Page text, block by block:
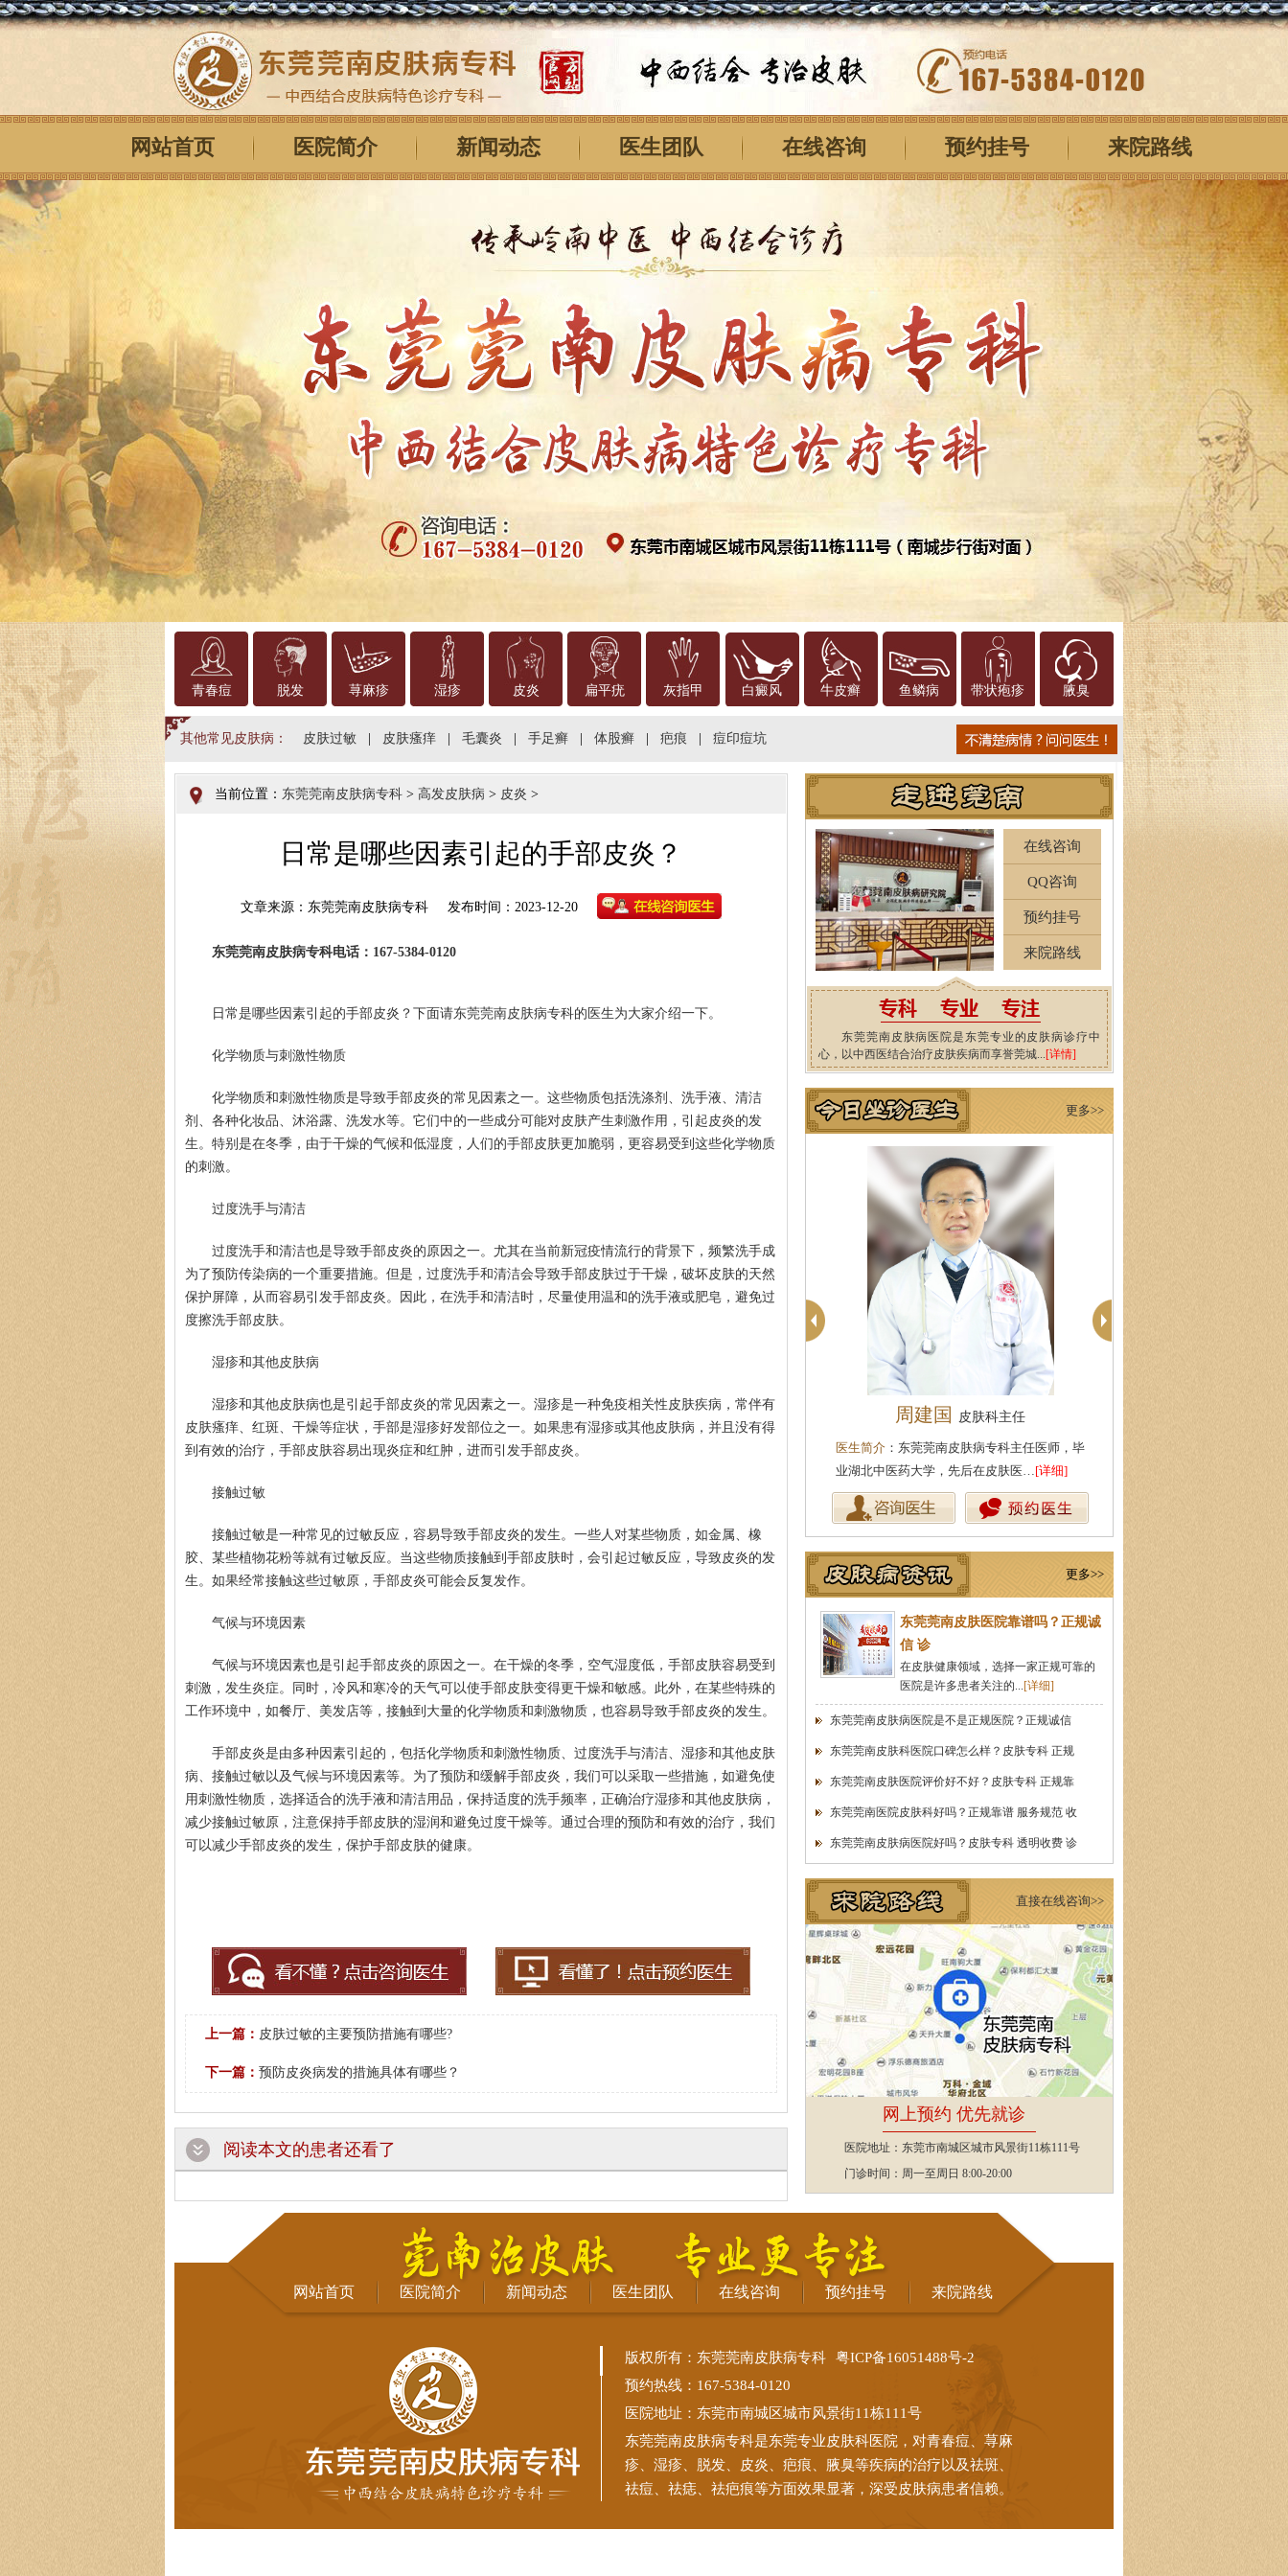
网站首页 医院简介 新闻动态 医生团队 在线咨询 预约挂号 来院路线
青春痘 脱发 荨麻疹 湿疹 皮炎 扁平疣 灰指甲 白癜风 牛皮癣 鱼鳞病 带状疱疹 腋臭
其他常见皮肤病： 皮肤过敏 皮肤瘙痒 毛囊炎 手足癣 体股癣 疤痕 痘印痘坑
当前位置： 东莞莞南皮肤病专科 > 高发皮肤病 > 皮炎 >
日常是哪些因素引起的手部皮炎？
文章来源：东莞莞南皮肤病专科 发布时间：2023-12-20
东莞莞南皮肤病专科电话：167-5384-0120
日常是哪些因素引起的手部皮炎？下面请东莞莞南皮肤病专科的医生为大家介绍一下。
化学物质与刺激性物质
化学物质和刺激性物质是导致手部皮炎的常见因素之一。这些物质包括洗涤剂、洗手液、清洁
剂、各种化妆品、沐浴露、洗发水等。它们中的一些成分可能对皮肤产生刺激作用，引起皮炎的发
生。特别是在冬季，由于干燥的气候和低湿度，人们的手部皮肤更加脆弱，更容易受到这些化学物质
的刺激。
过度洗手与清洁
过度洗手和清洁也是导致手部皮炎的原因之一。尤其在当前新冠疫情流行的背景下，频繁洗手成
为了预防传染病的一个重要措施。但是，过度洗手和清洁会导致手部皮肤过于干燥，破坏皮肤的天然
保护屏障，从而容易引发手部皮炎。因此，在洗手和清洁时，尽量使用温和的洗手液或肥皂，避免过
度擦洗手部皮肤。
湿疹和其他皮肤病
湿疹和其他皮肤病也是引起手部皮炎的常见因素之一。湿疹是一种免疫相关性皮肤疾病，常伴有
皮肤瘙痒、红斑、干燥等症状，手部是湿疹好发部位之一。如果患有湿疹或其他皮肤病，并且没有得
到有效的治疗，手部皮肤容易出现炎症和红肿，进而引发手部皮炎。
接触过敏
接触过敏是一种常见的过敏反应，容易导致手部皮炎的发生。一些人对某些物质，如金属、橡
胶、某些植物花粉等就有过敏反应。当这些物质接触到手部皮肤时，会引起过敏反应，导致皮炎的发
生。如果经常接触这些过敏原，手部皮炎可能会反复发作。
气候与环境因素
气候与环境因素也是引起手部皮炎的原因之一。在干燥的冬季，空气湿度低，手部皮肤容易受到
刺激，发生炎症。同时，冷风和寒冷的天气可以使手部皮肤变得更干燥和敏感。此外，在某些特殊的
工作环境中，如餐厅、美发店等，接触到大量的化学物质和刺激物质，也容易导致手部皮炎的发生。
手部皮炎是由多种因素引起的，包括化学物质和刺激性物质、过度洗手与清洁、湿疹和其他皮肤
病、接触过敏以及气候与环境因素等。为了预防和缓解手部皮炎，我们可以采取一些措施，如避免使
用刺激性物质，选择适合的洗手液和清洁用品，保持适度的洗手频率，正确治疗湿疹和其他皮肤病，
减少接触过敏原，注意保持手部皮肤的湿润和避免过度干燥等。通过合理的预防和有效的治疗，我们
可以减少手部皮炎的发生，保护手部皮肤的健康。
上一篇： 皮肤过敏的主要预防措施有哪些?
下一篇： 预防皮炎病发的措施具体有哪些？
阅读本文的患者还看了
在线咨询
QQ咨询
预约挂号
来院路线
东莞莞南皮肤病医院是东莞专业的皮肤病诊疗中
心，以中西医结合治疗皮肤疾病而享誉莞城...[详情]
更多>>
殷芳 皮肤科主任
医生简介 ：从事皮肤病临床工作近十年，始终
坚持中医理论与实践相结合治疗皮…[详细]
更多>>
东莞莞南皮肤医院靠谱吗？正规诚
信 诊
在皮肤健康领域，选择一家正规可靠的
医院是许多患者关注的...[详细]
东莞莞南皮肤病医院是不是正规医院？正规诚信
东莞莞南皮肤科医院口碑怎么样？皮肤专科 正规
东莞莞南皮肤医院评价好不好？皮肤专科 正规靠
东莞莞南医院皮肤科好吗？正规靠谱 服务规范 收
东莞莞南皮肤病医院好吗？皮肤专科 透明收费 诊
直接在线咨询>>
网上预约 优先就诊
医院地址：东莞市南城区城市风景街11栋111号
门诊时间：周一至周日 8:00-20:00
网站首页 医院简介 新闻动态 医生团队 在线咨询 预约挂号 来院路线
版权所有：东莞莞南皮肤病专科
粤ICP备16051488号-2
预约热线：167-5384-0120
医院地址：东莞市南城区城市风景街11栋111号
东莞莞南皮肤病专科是东莞专业皮肤科医院，对青春痘、荨麻
疹、湿疹、脱发、皮炎、疤痕、腋臭等疾病的治疗以及祛斑、
祛痘、祛痣、祛疤痕等方面效果显著，深受皮肤病患者信赖。